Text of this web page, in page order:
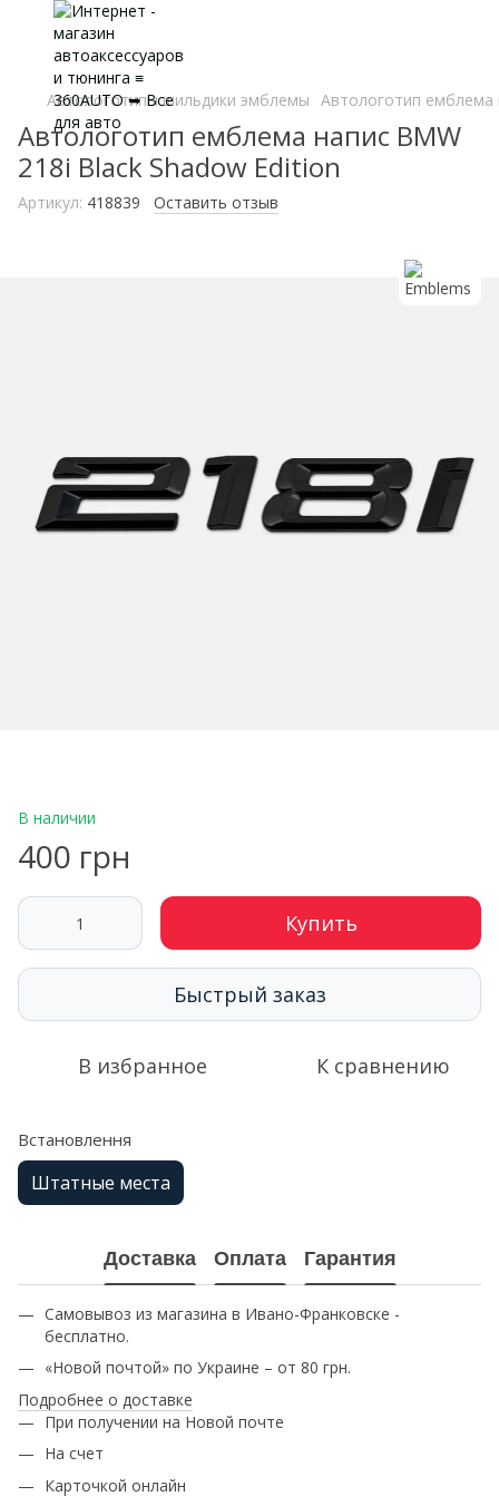
Автологотипы шильдики эмблемы Автологотип емблема
Автологотип емблема напис BMW
218i Black Shadow Edition
Артикул: 418839 Оставить отзыв
В наличии
400 грн
Купить
Быстрый заказ
В избранное К сравнению
Встановлення
Штатные места
Доставка Оплата Гарантия
Самовывоз из магазина в Ивано-Франковске -
бесплатно.
«Новой почтой» по Украине – от 80 грн.
Подробнее о доставке
При получении на Новой почте
На счет
Карточкой онлайн